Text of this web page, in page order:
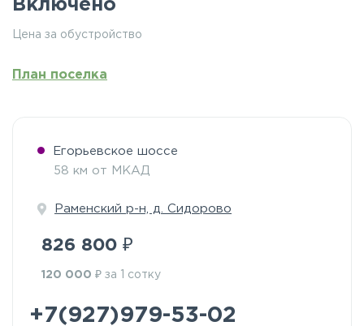
Включено
Цена за обустройство
План поселка
Егорьевское шоссе
58 км от МКАД
Раменский р-н, д. Сидорово
826 800 ₽
120 000 ₽ за 1 сотку
+7(927)979-53-02